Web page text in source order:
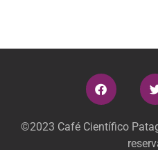
©2023 Café Científico